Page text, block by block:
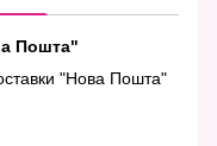
Пошта"
"Нова Пошта"